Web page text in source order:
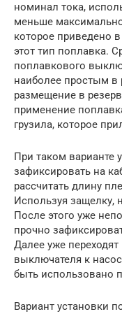
номинал тока,
меньше
которое приведено в
этот тип поплавка.
поплавкового
наиболее простым в
размещение в
применение
грузила, которое
При таком варианте
зафиксировать на
рассчитать длину
Используя защелку,
После этого уже
прочно
Далее уже
выключателя к
быть использовано
Вариант установки